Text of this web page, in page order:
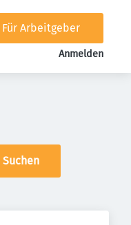
Für Arbeitgeber
Anmelden
Suchen